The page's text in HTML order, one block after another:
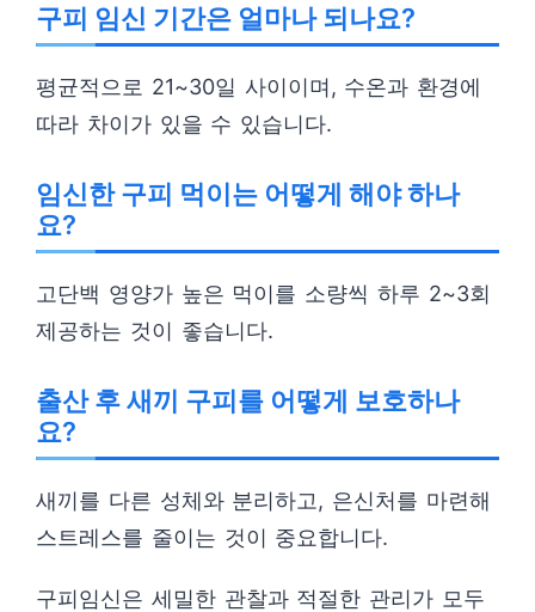
구피 임신 기간은 얼마나 되나요?
평균적으로 21~30일 사이이며, 수온과 환경에
따라 차이가 있을 수 있습니다.
임신한 구피 먹이는 어떻게 해야 하나
요?
고단백 영양가 높은 먹이를 소량씩 하루 2~3회
제공하는 것이 좋습니다.
출산 후 새끼 구피를 어떻게 보호하나
요?
새끼를 다른 성체와 분리하고, 은신처를 마련해
스트레스를 줄이는 것이 중요합니다.
구피임신은 세밀한 관찰과 적절한 관리가 모두